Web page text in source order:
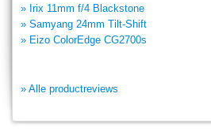
» Irix 11mm f/4 Blackstone
» Samyang 24mm Tilt-Shift
» Eizo ColorEdge CG2700s
» Alle productreviews